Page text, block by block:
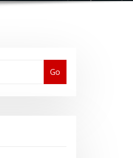
Go